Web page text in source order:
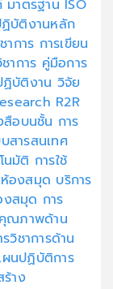
มาตรฐาน ISO
บัติงานหลัก
าการ การเขียน
าการ คู่มือการ
บัติงาน วิจัย
R2R
สือบนชั้น การ
สารสนเทศ
นมัติ การใช้
องสมุด บริการ
งสมุด การ
ณภาพด้าน
วิชาการด้าน
ผนปฏิบัติการ
ร้าง